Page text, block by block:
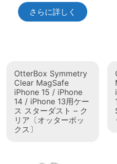
さらに詳しく
OtterBox Symmetry
Clear MagSafe
iPhone 15 / iPhone
14 / iPhone 13用ケー
ス スターダスト – ク
リア〔オッターボッ
クス〕